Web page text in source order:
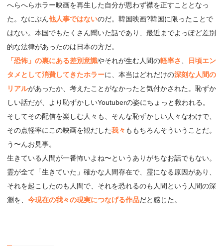
へらへらホラー映画を再生した自分が思わず襟を正すこととなっ
た。なにぶん他人事ではないのだ。韓国映画?韓国に限ったことで
はない。本国でもたくさん聞いた話であり、最近までよっぽど差別
的な法律があったのは日本の方だ。
「恐怖」の裏にある差別意識やそれが生む人間の軽率さ
日頃エン
タメとして消費してきたホラーに、本当はどれだけの深刻な人間の
リアルがあったか、考えたことがなかったと気付かされた。恥ずか
しい話だが、より恥ずかしいYoutuberの姿にちょっと救われる。
そしてその配信を楽しむ人々も、そんな恥ずかしい人々なわけで、
その点軽率にこの映画を観だした我々 ももちろんそういうことだ。
う〜んお見事。
生きている人間が一番怖いよね〜というありがちなお話でもない。
霊が全て「生きていた」確かな人間存在で、霊になる原因があり、
それを起こしたのも人間で、それを恐れるのも人間という人間の深
淵を、 今現在の我々の現実につなげる作品だと感じた。